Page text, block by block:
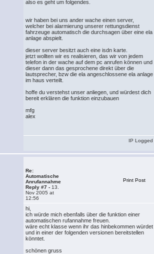
also es geht um folgendes.
wir haben bei uns ander wache einen server,
welcher bei alarmierung unserer rettungsdienst
fahrzeuge automatisch die durchsagen über eine ela
anlage abspielt.
dieser server besitzt auch eine isdn karte.
jetzt wollten wir es realisieren, das wir von jedem
telefon in der wache auf dem pc anrufen können und
dieser dann das gesprochene direkt über die
lautsprecher, bzw die ela angeschlossene ela anlage
im haus verteilt.
hoffe du verstehst unser anliegen, und würdest dich
bereit erklären die funktion einzubauen
mfg
alex
IP Logged
Re:
Automatische
Anrufannahme
Reply #7 - 13.
Nov 2005 at
12:56
Print Post
hi,
ich würde mich ebenfalls über die funktion einer
automatischen rufannahme freuen.
wäre echt klasse wenn ihr das hinbekommen würdet
und in einer der folgenden versionen bereitstellen
könntet.
schönen gruss